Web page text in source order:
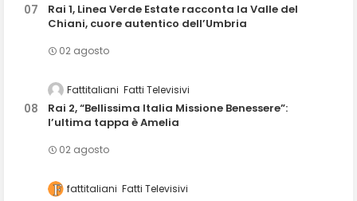
Rai 1, Linea Verde Estate racconta la Valle del
Chiani, cuore autentico dell’Umbria
02 agosto
Fattitaliani Fatti Televisivi
Rai 2, “Bellissima Italia Missione Benessere”:
l’ultima tappa è Amelia
02 agosto
fattitaliani Fatti Televisivi